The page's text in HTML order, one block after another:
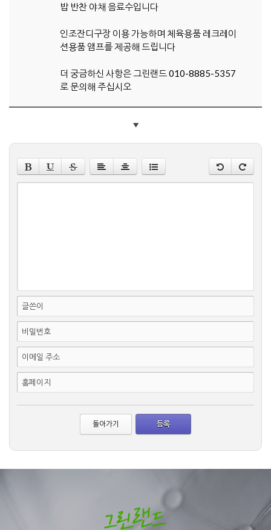
밥 반찬 야채 음료수입니다
인조잔디구장 이용 가능하며 체육용품 레크레이
션용품 앰프를 제공해 드립니다
더 궁금하신 사항은 그린랜드 010-8885-5357
로 문의해 주십시오
▼
글쓴이
비밀번호
이메일 주소
홈페이지
돌아가기